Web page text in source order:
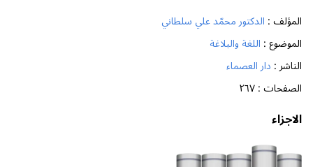
المؤلف : الدكتور محمّد علي سلطاني
الموضوع : اللغة والبلاغة
الناشر : دار العصماء
الصفحات :٢٦٧
الاجزاء